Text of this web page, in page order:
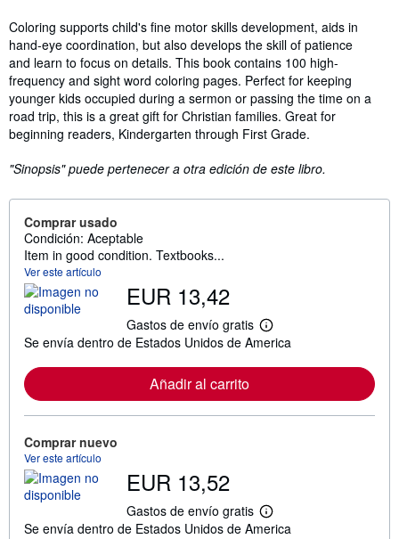
Coloring supports child's fine motor skills development, aids in
hand-eye coordination, but also develops the skill of patience
and learn to focus on details. This book contains 100 high-
frequency and sight word coloring pages. Perfect for keeping
younger kids occupied during a sermon or passing the time on a
road trip, this is a great gift for Christian families. Great for
beginning readers, Kindergarten through First Grade.
"Sinopsis" puede pertenecer a otra edición de este libro.
Comprar usado
Condición: Aceptable
Item in good condition. Textbooks...
Ver este artículo
EUR 13,42
Gastos de envío gratis
M
á
i
n
s
o
Se envía dentro de Estados Unidos de America
Añadir al carrito
Comprar nuevo
Ver este artículo
EUR 13,52
Gastos de envío gratis
M
á
Se envía dentro de Estados Unidos de America